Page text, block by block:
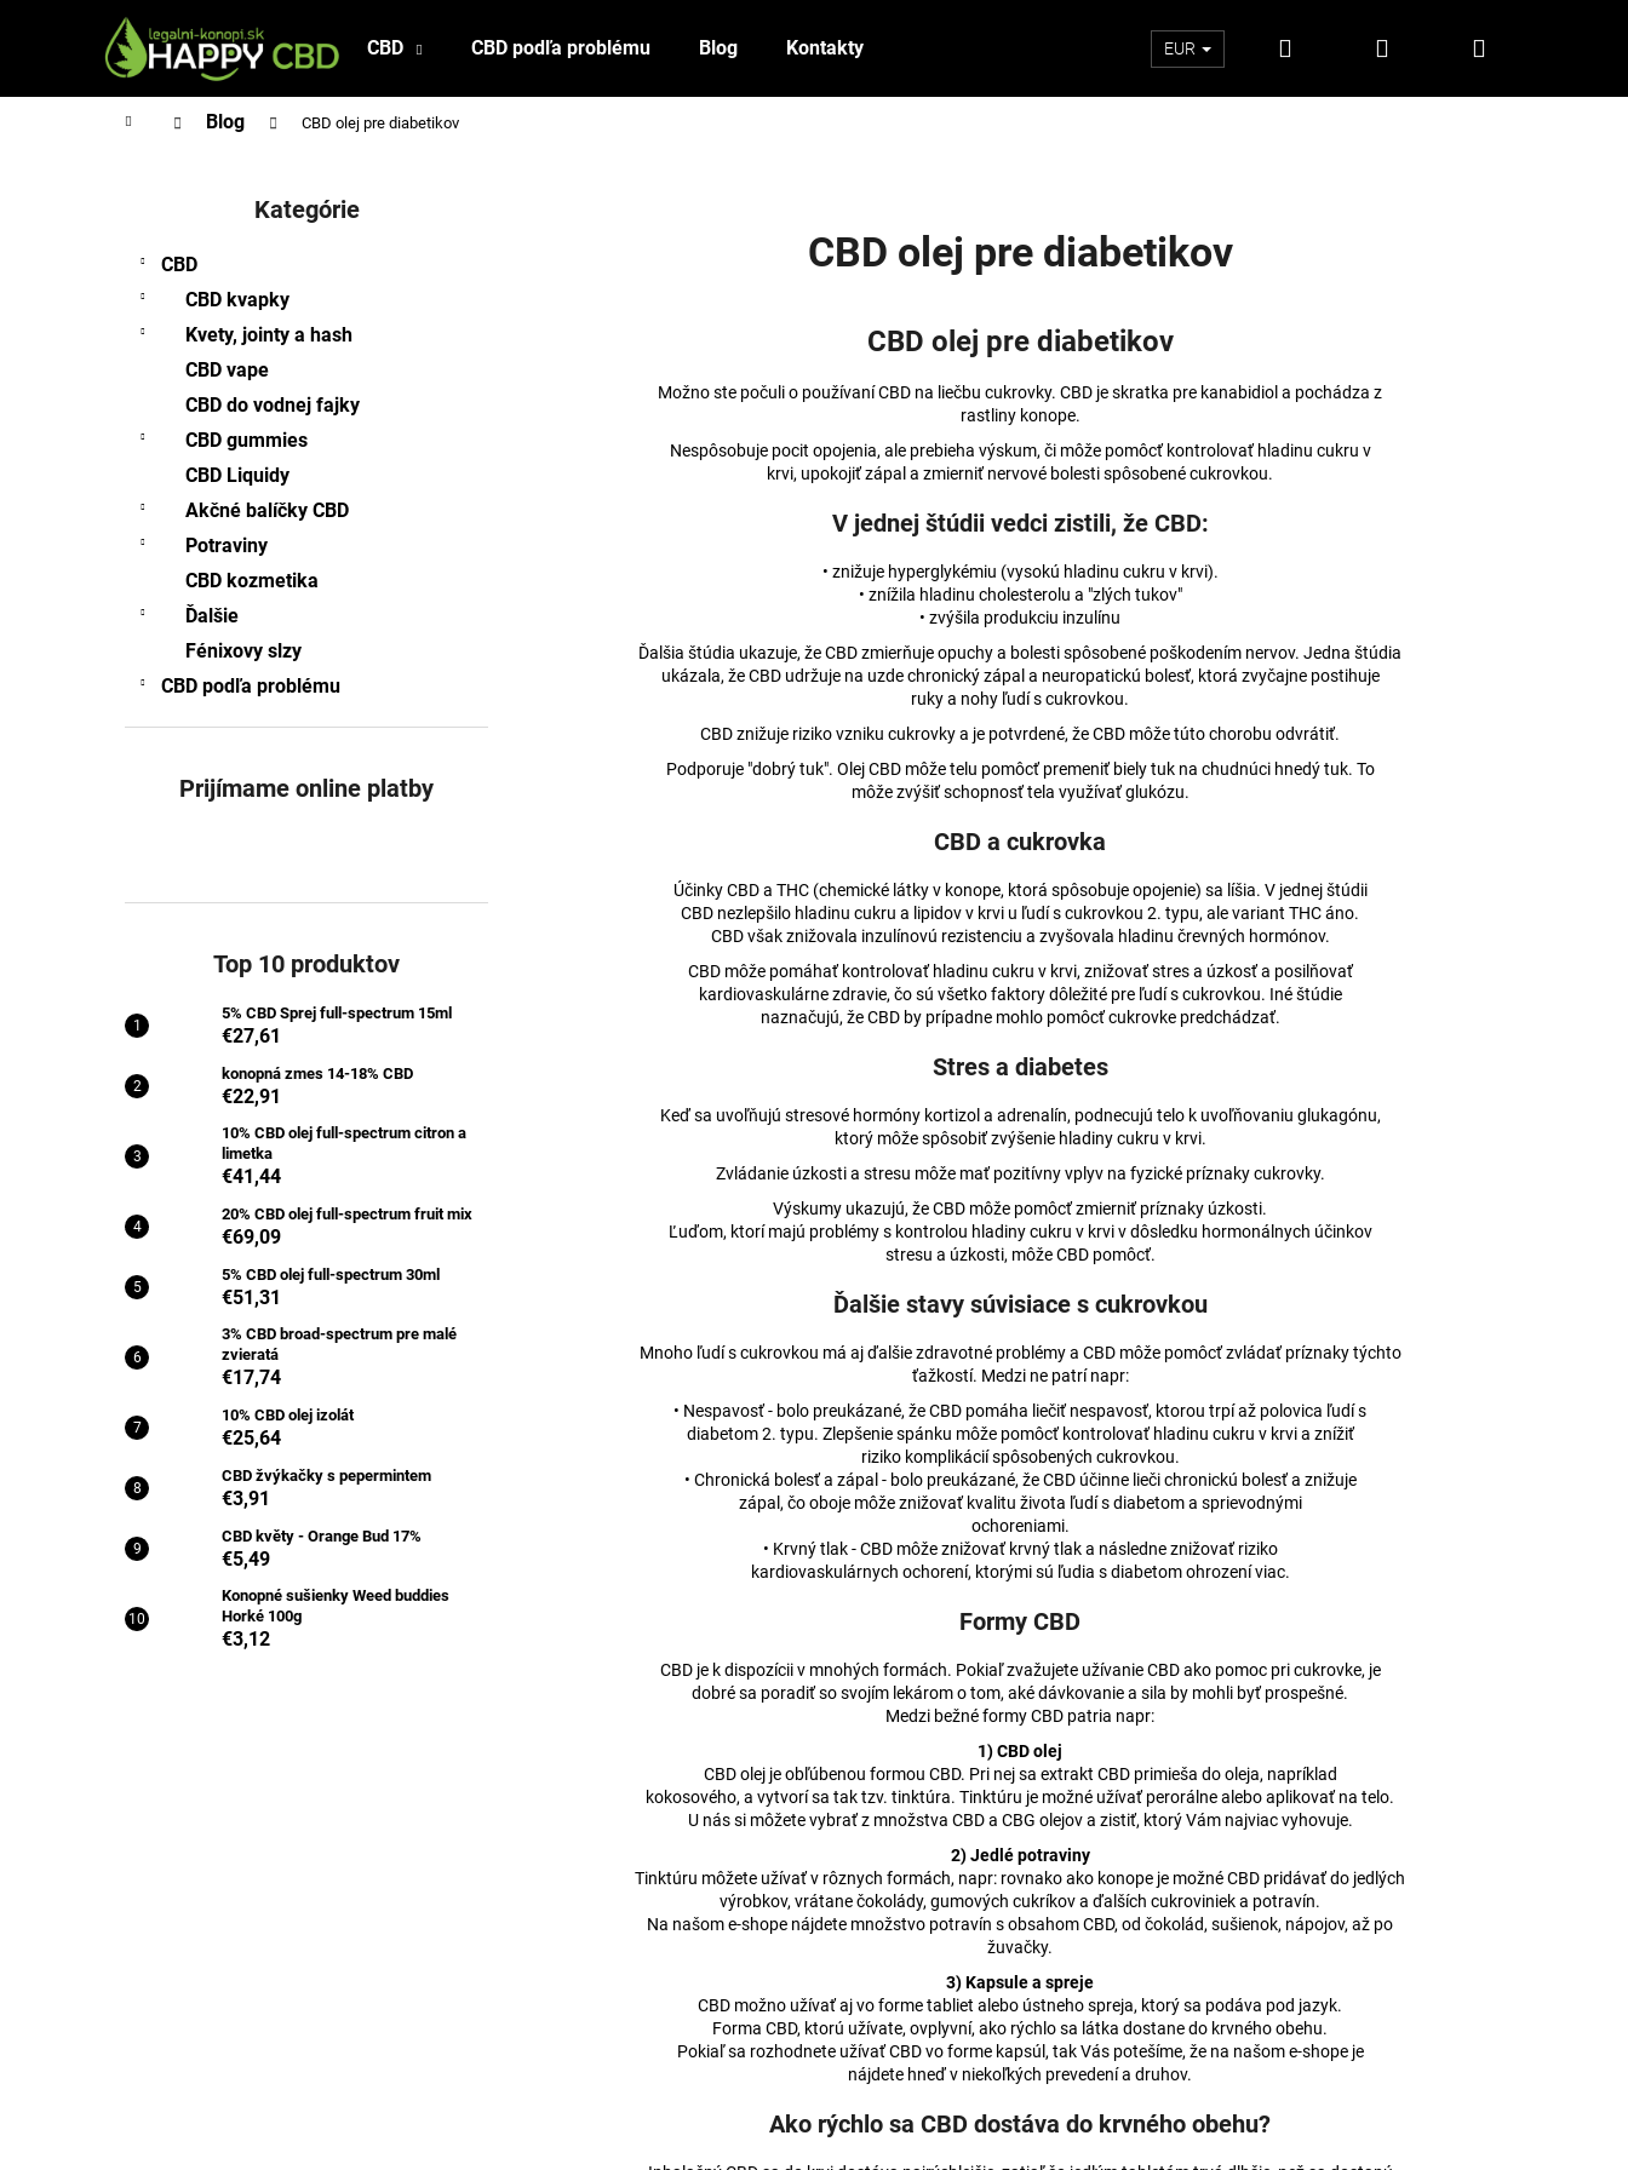
CBD CBD podľa problému Blog Kontakty EUR Prihlásenie
DomovBlog CBD olej pre diabetikov
Kategórie
CBD
CBD kvapky
Kvety, jointy a hash
CBD vape
CBD do vodnej fajky
CBD gummies
CBD Liquidy
Akčné balíčky CBD
Potraviny
CBD kozmetika
Ďalšie
Fénixovy slzy
CBD podľa problému
Prijímame online platby
Top 10 produktov
5% CBD Sprej full-spectrum 15ml
€27,61
konopná zmes 14-18% CBD
€22,91
10% CBD olej full-spectrum citron a
limetka
€41,44
20% CBD olej full-spectrum fruit mix
€69,09
5% CBD olej full-spectrum 30ml
€51,31
3% CBD broad-spectrum pre malé
zvieratá
€17,74
10% CBD olej izolát
€25,64
CBD žvýkačky s pepermintem
€3,91
CBD květy - Orange Bud 17%
€5,49
Konopné sušienky Weed buddies
Horké 100g
€3,12
CBD olej pre diabetikov
CBD olej pre diabetikov
Možno ste počuli o používaní CBD na liečbu cukrovky. CBD je skratka pre kanabidiol a pochádza z
rastliny konope.
Nespôsobuje pocit opojenia, ale prebieha výskum, či môže pomôcť kontrolovať hladinu cukru v
krvi, upokojiť zápal a zmierniť nervové bolesti spôsobené cukrovkou.
V jednej štúdii vedci zistili, že CBD:
• znižuje hyperglykémiu (vysokú hladinu cukru v krvi).
• znížila hladinu cholesterolu a "zlých tukov"
• zvýšila produkciu inzulínu
Ďalšia štúdia ukazuje, že CBD zmierňuje opuchy a bolesti spôsobené poškodením nervov. Jedna štúdia
ukázala, že CBD udržuje na uzde chronický zápal a neuropatickú bolesť, ktorá zvyčajne postihuje
ruky a nohy ľudí s cukrovkou.
CBD znižuje riziko vzniku cukrovky a je potvrdené, že CBD môže túto chorobu odvrátiť.
Podporuje "dobrý tuk". Olej CBD môže telu pomôcť premeniť biely tuk na chudnúci hnedý tuk. To
môže zvýšiť schopnosť tela využívať glukózu.
CBD a cukrovka
Účinky CBD a THC (chemické látky v konope, ktorá spôsobuje opojenie) sa líšia. V jednej štúdii
CBD nezlepšilo hladinu cukru a lipidov v krvi u ľudí s cukrovkou 2. typu, ale variant THC áno.
CBD však znižovala inzulínovú rezistenciu a zvyšovala hladinu črevných hormónov.
CBD môže pomáhať kontrolovať hladinu cukru v krvi, znižovať stres a úzkosť a posilňovať
kardiovaskulárne zdravie, čo sú všetko faktory dôležité pre ľudí s cukrovkou. Iné štúdie
naznačujú, že CBD by prípadne mohlo pomôcť cukrovke predchádzať.
Stres a diabetes
Keď sa uvoľňujú stresové hormóny kortizol a adrenalín, podnecujú telo k uvoľňovaniu glukagónu,
ktorý môže spôsobiť zvýšenie hladiny cukru v krvi.
Zvládanie úzkosti a stresu môže mať pozitívny vplyv na fyzické príznaky cukrovky.
Výskumy ukazujú, že CBD môže pomôcť zmierniť príznaky úzkosti.
Ľuďom, ktorí majú problémy s kontrolou hladiny cukru v krvi v dôsledku hormonálnych účinkov
stresu a úzkosti, môže CBD pomôcť.
Ďalšie stavy súvisiace s cukrovkou
Mnoho ľudí s cukrovkou má aj ďalšie zdravotné problémy a CBD môže pomôcť zvládať príznaky týchto
ťažkostí. Medzi ne patrí napr:
• Nespavosť - bolo preukázané, že CBD pomáha liečiť nespavosť, ktorou trpí až polovica ľudí s
diabetom 2. typu. Zlepšenie spánku môže pomôcť kontrolovať hladinu cukru v krvi a znížiť
riziko komplikácií spôsobených cukrovkou.
• Chronická bolesť a zápal - bolo preukázané, že CBD účinne lieči chronickú bolesť a znižuje
zápal, čo oboje môže znižovať kvalitu života ľudí s diabetom a sprievodnými
ochoreniami.
• Krvný tlak - CBD môže znižovať krvný tlak a následne znižovať riziko
kardiovaskulárnych ochorení, ktorými sú ľudia s diabetom ohrození viac.
Formy CBD
CBD je k dispozícii v mnohých formách. Pokiaľ zvažujete užívanie CBD ako pomoc pri cukrovke, je
dobré sa poradiť so svojím lekárom o tom, aké dávkovanie a sila by mohli byť prospešné.
Medzi bežné formy CBD patria napr:
1) CBD olej
CBD olej je obľúbenou formou CBD. Pri nej sa extrakt CBD primieša do oleja, napríklad
kokosového, a vytvorí sa tak tzv. tinktúra. Tinktúru je možné užívať perorálne alebo aplikovať na telo.
U nás si môžete vybrať z množstva CBD a CBG olejov a zistiť, ktorý Vám najviac vyhovuje.
2) Jedlé potraviny
Tinktúru môžete užívať v rôznych formách, napr: rovnako ako konope je možné CBD pridávať do jedlých
výrobkov, vrátane čokolády, gumových cukríkov a ďalších cukroviniek a potravín.
Na našom e-shope nájdete množstvo potravín s obsahom CBD, od čokolád, sušienok, nápojov, až po
žuvačky.
3) Kapsule a spreje
CBD možno užívať aj vo forme tabliet alebo ústneho spreja, ktorý sa podáva pod jazyk.
Forma CBD, ktorú užívate, ovplyvní, ako rýchlo sa látka dostane do krvného obehu.
Pokiaľ sa rozhodnete užívať CBD vo forme kapsúl, tak Vás potešíme, že na našom e-shope je
nájdete hneď v niekoľkých prevedení a druhov.
Ako rýchlo sa CBD dostáva do krvného obehu?
Späť
do
Späť
do
5% CBD SPREJ FULL-SPECTRUM 15ML
€27,61
Pôvodne:
€27,75
CITRON A LIMETKA
€41,44
Pôvodne: €41,65